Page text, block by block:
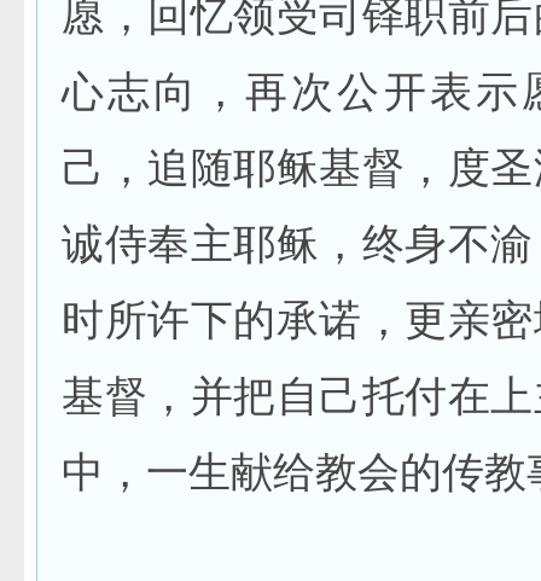
愿，回忆领受司铎职前
心志向，再次公开表示
己，追随耶稣基督，度
诚侍奉主耶稣，终身不
时所许下的承诺，更亲
基督，并把自己托付在
中，一生献给教会的传教